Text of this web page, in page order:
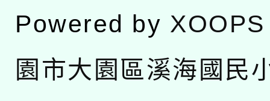
Powered by XOOPS
園市大園區溪海國民